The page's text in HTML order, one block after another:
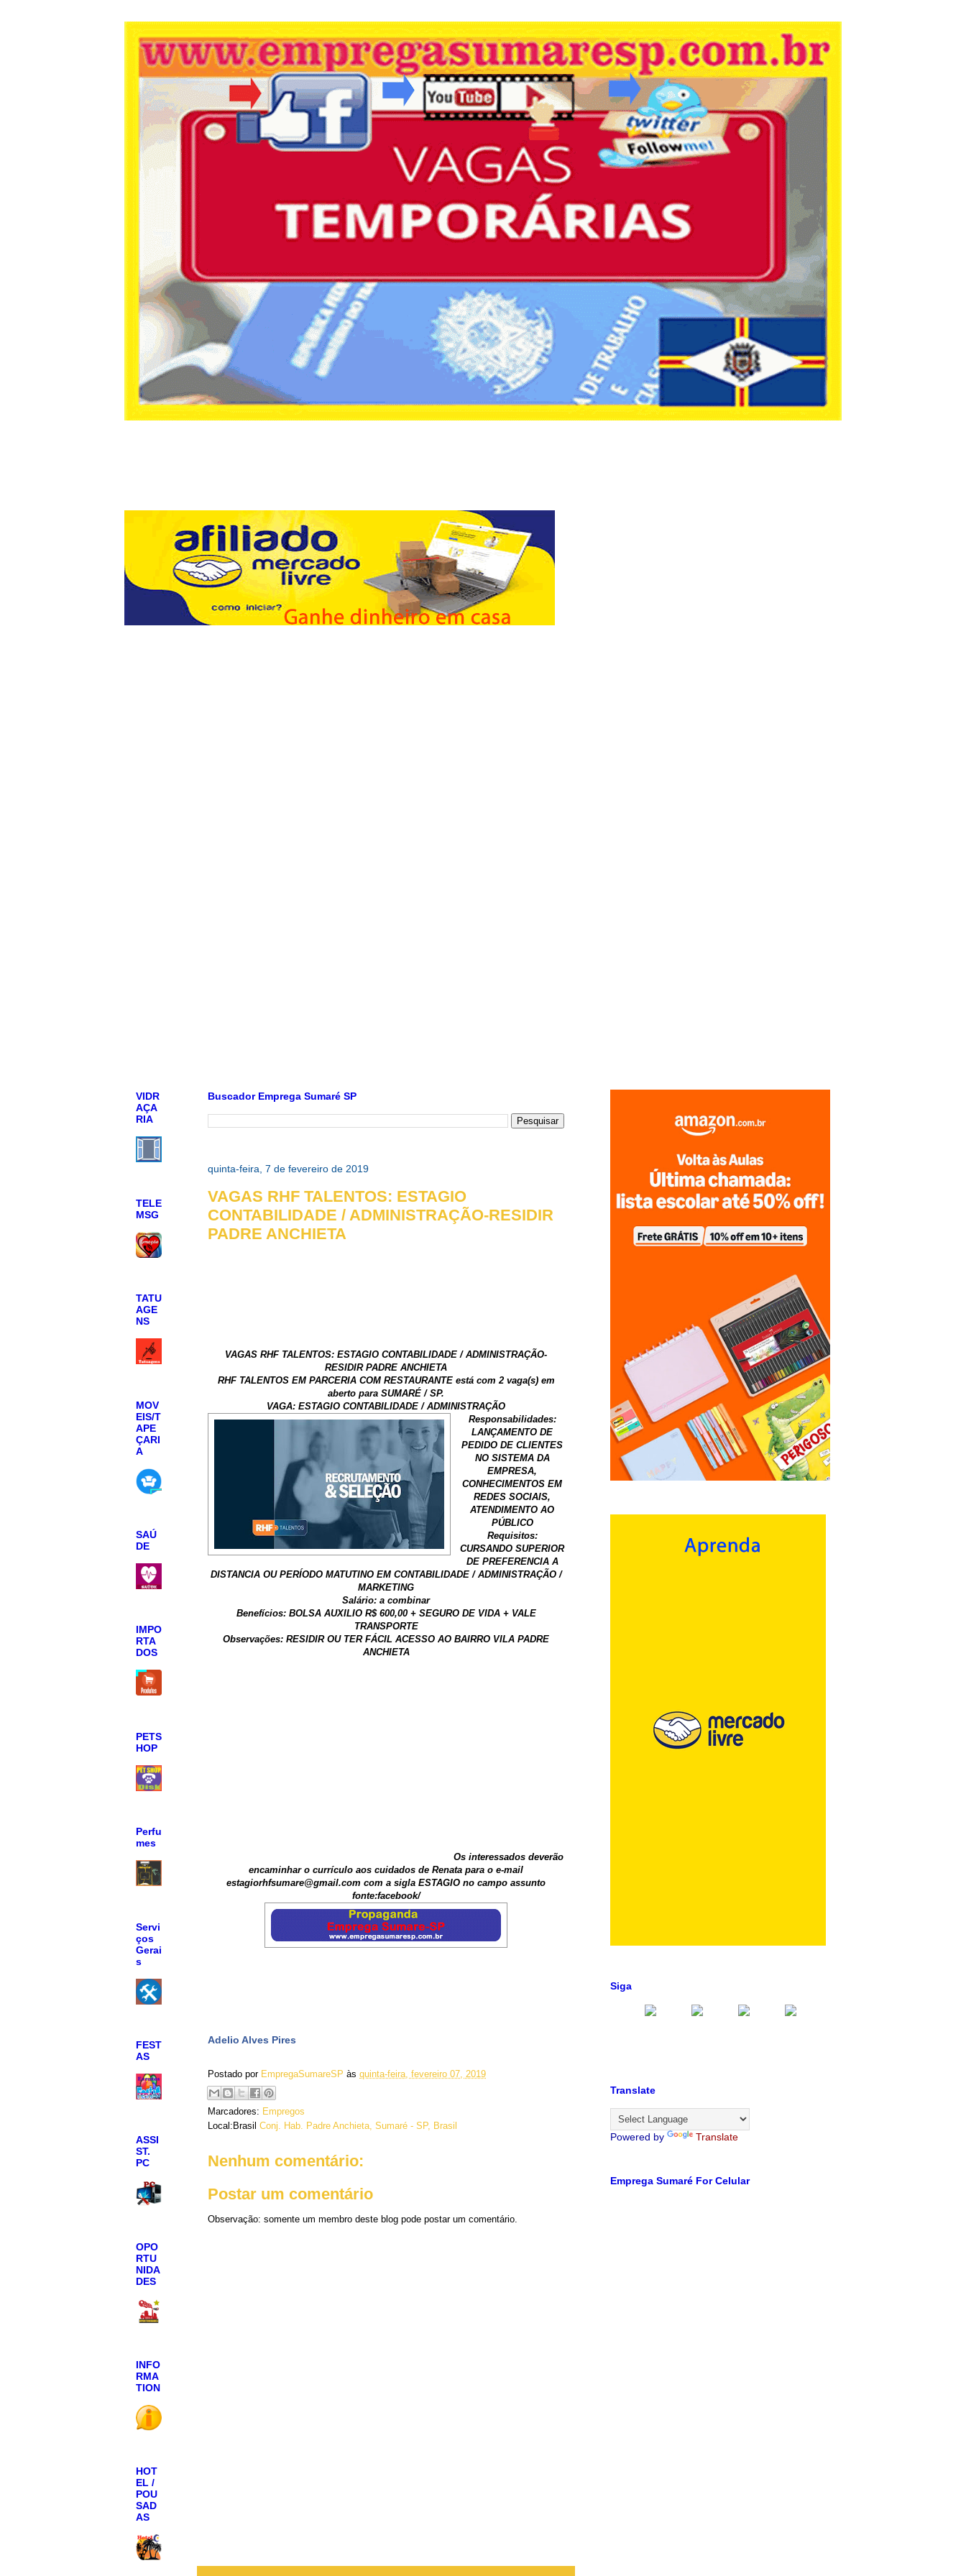
Buscador Emprega Sumaré SP
quinta-feira, 7 de fevereiro de 2019
VAGAS RHF TALENTOS: ESTAGIO
CONTABILIDADE / ADMINISTRAÇÃO-RESIDIR
PADRE ANCHIETA
VAGAS RHF TALENTOS: ESTAGIO CONTABILIDADE / ADMINISTRAÇÃO-
RESIDIR PADRE ANCHIETA
RHF TALENTOS EM PARCERIA COM RESTAURANTE está com 2 vaga(s) em
aberto para SUMARÉ / SP.
VAGA: ESTAGIO CONTABILIDADE / ADMINISTRAÇÃO
Responsabilidades:
LANÇAMENTO DE
PEDIDO DE CLIENTES
NO SISTEMA DA
EMPRESA,
CONHECIMENTOS EM
REDES SOCIAIS,
ATENDIMENTO AO
PÚBLICO
Requisitos:
CURSANDO SUPERIOR
DE PREFERENCIA A
DISTANCIA OU PERÍODO MATUTINO EM CONTABILIDADE / ADMINISTRAÇÃO /
MARKETING
Salário: a combinar
Benefícios: BOLSA AUXILIO R$ 600,00 + SEGURO DE VIDA + VALE
TRANSPORTE
Observações: RESIDIR OU TER FÁCIL ACESSO AO BAIRRO VILA PADRE
ANCHIETA
Os interessados deverão
encaminhar o currículo aos cuidados de Renata para o e-mail
estagiorhfsumare@gmail.com com a sigla ESTAGIO no campo assunto
fonte:facebook/
Adelio Alves Pires
Postado por EmpregaSumareSP às quinta-feira, fevereiro 07, 2019
Marcadores: Empregos
Local:Brasil Conj. Hab. Padre Anchieta, Sumaré - SP, Brasil
Nenhum comentário:
Postar um comentário
Observação: somente um membro deste blog pode postar um comentário.
VIDR
AÇA
RIA
TELE
MSG
TATU
AGE
NS
MOV
EIS/T
APE
ÇARI
A
SAÚ
DE
IMPO
RTA
DOS
PETS
HOP
Perfu
mes
Servi
ços
Gerai
s
FEST
AS
ASSI
ST.
PC
OPO
RTU
NIDA
DES
INFO
RMA
TION
HOT
EL /
POU
SAD
AS
Siga
Translate
Powered by Translate
Emprega Sumaré For Celular